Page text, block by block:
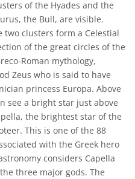
of the Hyades and the
the Bull, are visible.
clusters form a Celestial
of the great circles of the
Roman mythology,
Zeus who is said to have
princess Europa. Above
see a bright star just above
the brightest star of the
This is one of the 88
with the Greek hero
considers Capella
three major gods. The